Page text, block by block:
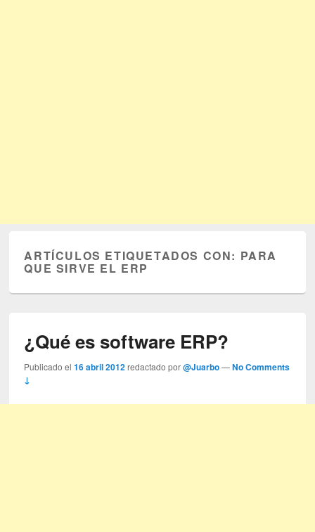
ARTÍCULOS ETIQUETADOS CON: PARA
QUE SIRVE EL ERP
¿Qué es software ERP?
Publicado el16 abril 2012 redactado por@Juarbo —No Comments
↓